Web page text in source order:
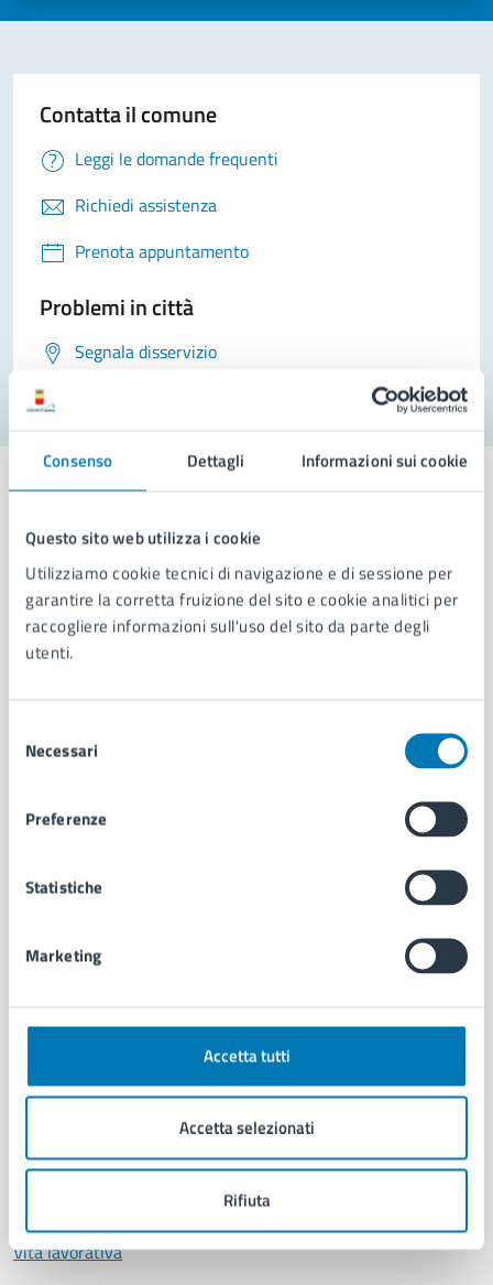
Consenso Dettagli Informazioni sui cookie
Questo sito web utilizza i cookie
Utilizziamo cookie tecnici di navigazione e di sessione per
garantire la corretta fruizione del sito e cookie analitici per
raccogliere informazioni sull'uso del sito da parte degli
utenti.
delNecessari
Preferenze
Statistiche
Marketing
Accetta tutti
Accetta selezionati
Rifiuta
Contatta il comune
Leggi le domande frequenti
Richiedi assistenza
Prenota appuntamento
Problemi in città
Segnala disservizio
Comune di Napoli
AMMINISTRAZIONE
Aree amministrative
Uffici
Personale amministrativo
Intranet, posta aziendale e protocollo
CATEGORIE DI SERVIZIO
Documenti e certificati
Educazione e formazione
Imprese e commercio
Salute, benessere e assistenza
Servizi Cimiteriali
Vita lavorativa